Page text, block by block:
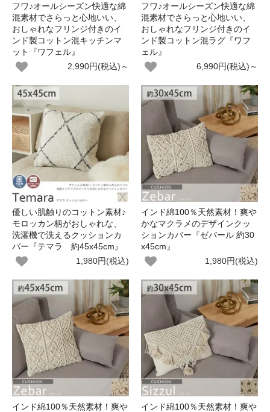
フワ♪オールシーズン快適な綿
混素材でさらっと心地いい、
おしゃれなフリンジ付きのイ
ンド製コットン混キッチンマ
ット『ワフェル』
2,990円(税込)～
フワ♪オールシーズン快適な綿
混素材でさらっと心地いい、
おしゃれなフリンジ付きのイ
ンド製コットン混ラグ『ワフ
ェル』
6,990円(税込)～
優しい肌触りのコットン素材♪
モロッカン柄がおしゃれな、
洗濯機で洗えるクッションカ
バー『テマラ 約45x45cm』
1,980円(税込)
インド綿100％天然素材！爽や
かなマクラメのデザインクッ
ションカバー『ゼバール 約30
x45cm』
1,980円(税込)
インド綿100％天然素材！爽や
インド綿100％天然素材！爽や